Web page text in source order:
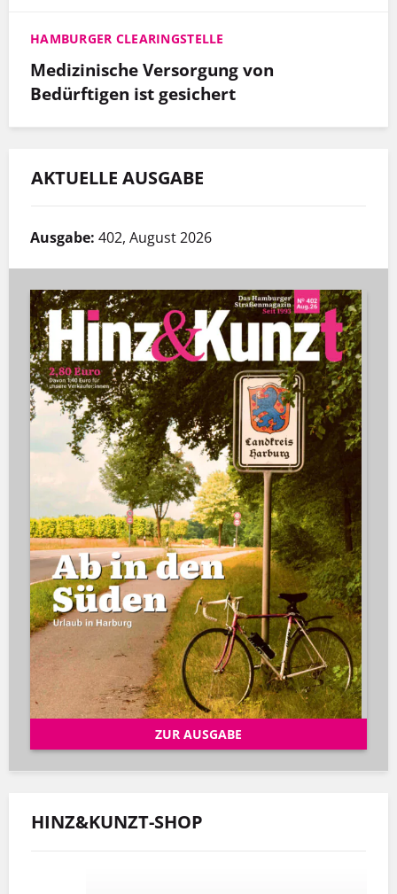
HAMBURGER CLEARINGSTELLE
Medizinische Versorgung von
Bedürftigen ist gesichert
AKTUELLE AUSGABE
Ausgabe: 402, August 2026
ZUR AUSGABE
HINZ&KUNZT-SHOP